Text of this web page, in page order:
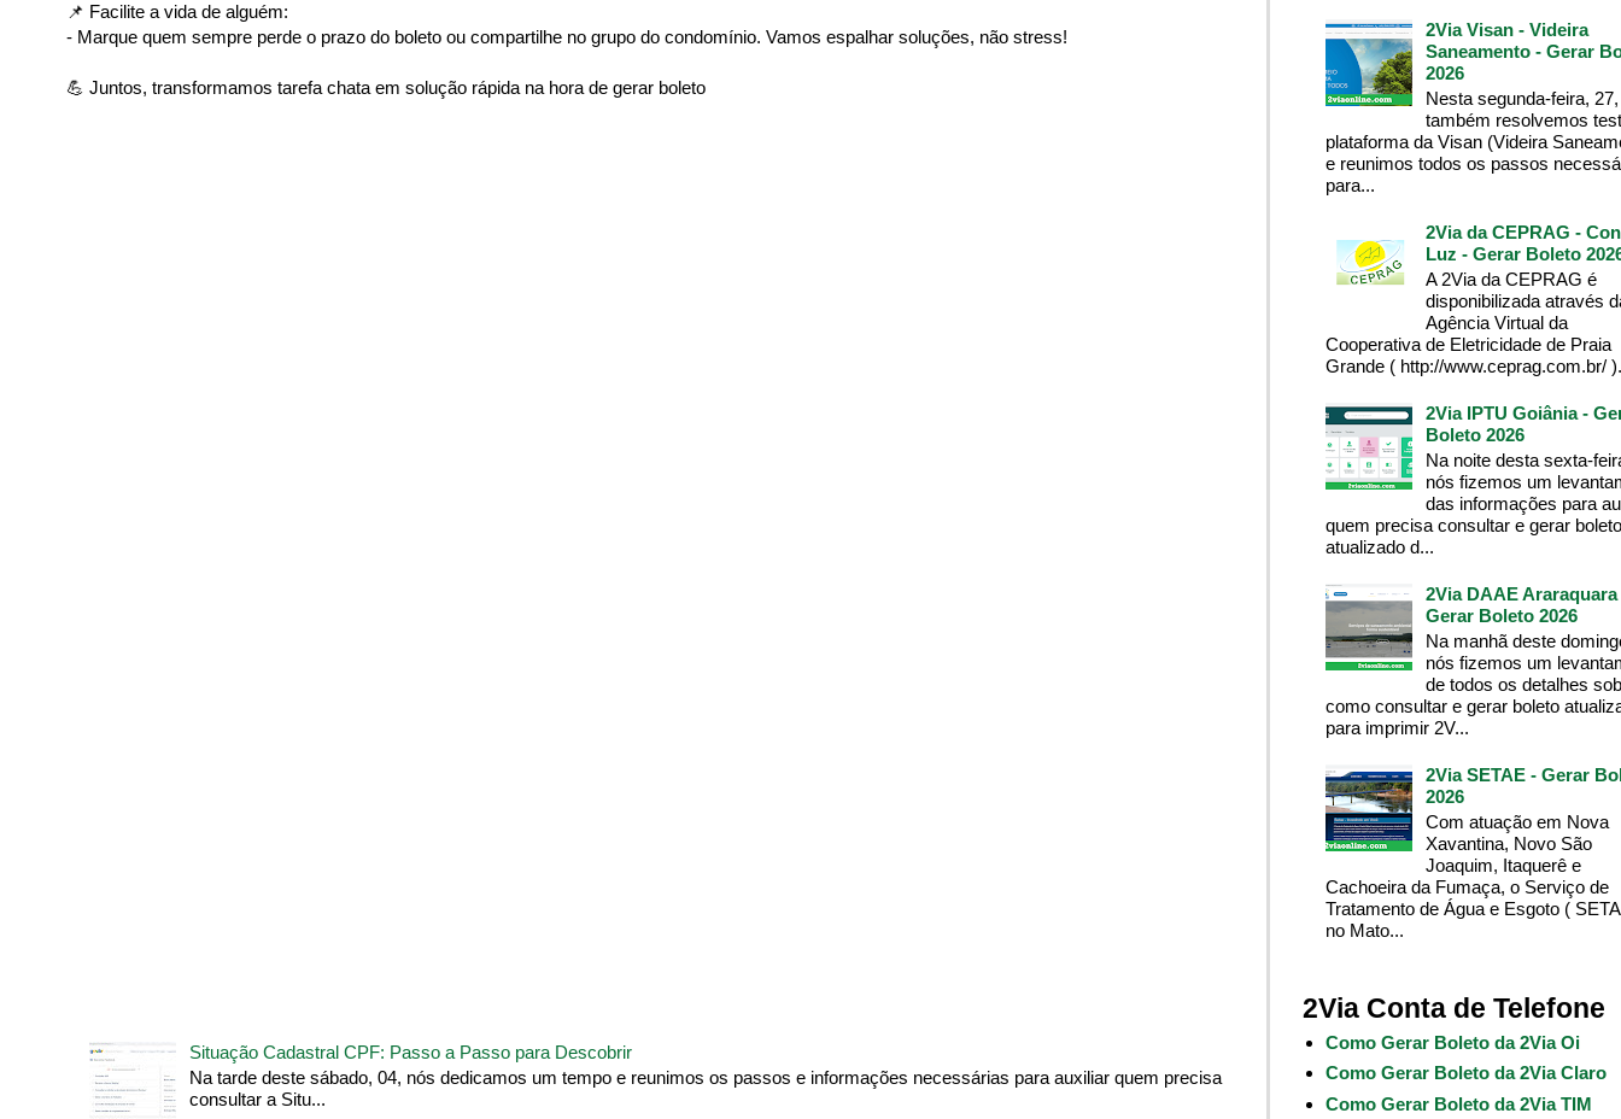
📌 Facilite a vida de alguém:
- Marque quem sempre perde o prazo do boleto ou compartilhe no grupo do condomínio. Vamos espalhar soluções, não stress!
💪 Juntos, transformamos tarefa chata em solução rápida na hora de gerar boleto
Situação Cadastral CPF: Passo a Passo para Descobrir
Na tarde deste sábado, 04, nós dedicamos um tempo e reunimos os passos e informações necessárias para auxiliar quem precisa
consultar a Situ...
2Via Visan - Videira
Saneamento - Gerar
2026
Nesta segunda-feira,
também resolvemos
plataforma da Visan (Videira
e reunimos todos os passos
para...
2Via da CEPRAG -
Luz - Gerar Boleto
A 2Via da CEPRAG é
disponibilizada através
Agência Virtual da
Cooperativa de Eletricidade de Praia
Grande ( http://www.ceprag.com.br/
2Via IPTU Goiânia -
Boleto 2026
Na noite desta sexta-
nós fizemos um
das informações para
quem precisa consultar e gerar boleto
atualizado d...
2Via DAAE Araraquara
Gerar Boleto 2026
Na manhã deste
nós fizemos um
de todos os detalhes
como consultar e gerar boleto
para imprimir 2V...
2Via SETAE - Gerar
2026
Com atuação em Nova
Xavantina, Novo São
Joaquim, Itaquerê e
Cachoeira da Fumaça, o Serviço de
Tratamento de Água e Esgoto (
no Mato...
2Via Conta de Telefone
Como Gerar Boleto da 2Via Oi
Como Gerar Boleto da 2Via Claro
Como Gerar Boleto da 2Via TIM